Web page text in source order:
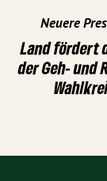
Neuere
Land fördert
der Geh- und